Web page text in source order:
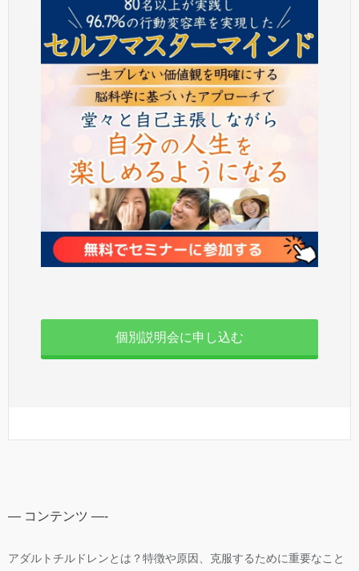
個別説明会に申し込む
— コンテンツ —-
アダルトチルドレンとは？特徴や原因、克服するために重要なこと